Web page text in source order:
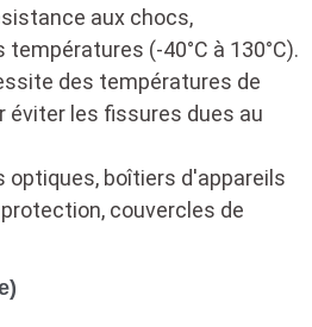
aux chocs,
(-40°C à 130°C).
des températures de
éviter les fissures dues au
optiques, boîtiers d'appareils
couvercles de